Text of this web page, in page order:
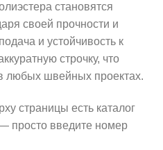
становятся
своей прочности и
и устойчивость к
строчку, что
любых швейных проектах.
страницы есть каталог
просто введите номер